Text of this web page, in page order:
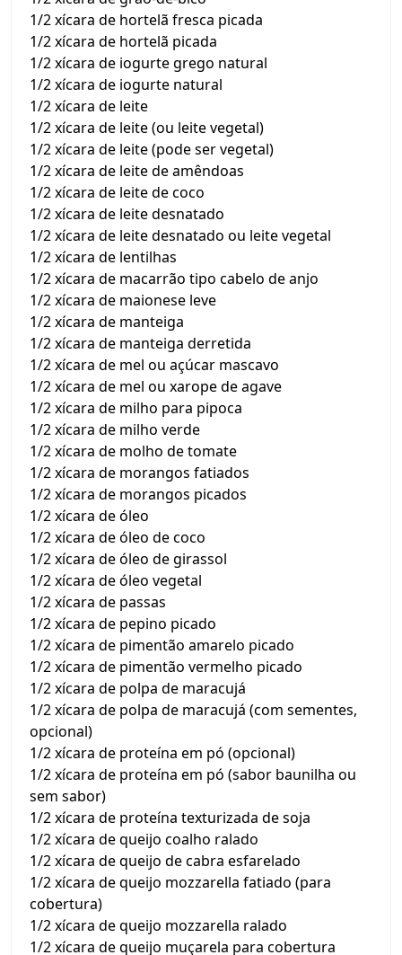
1/2 xícara de hortelã fresca picada
1/2 xícara de hortelã picada
1/2 xícara de iogurte grego natural
1/2 xícara de iogurte natural
1/2 xícara de leite
1/2 xícara de leite (ou leite vegetal)
1/2 xícara de leite (pode ser vegetal)
1/2 xícara de leite de amêndoas
1/2 xícara de leite de coco
1/2 xícara de leite desnatado
1/2 xícara de leite desnatado ou leite vegetal
1/2 xícara de lentilhas
1/2 xícara de macarrão tipo cabelo de anjo
1/2 xícara de maionese leve
1/2 xícara de manteiga
1/2 xícara de manteiga derretida
1/2 xícara de mel ou açúcar mascavo
1/2 xícara de mel ou xarope de agave
1/2 xícara de milho para pipoca
1/2 xícara de milho verde
1/2 xícara de molho de tomate
1/2 xícara de morangos fatiados
1/2 xícara de morangos picados
1/2 xícara de óleo
1/2 xícara de óleo de coco
1/2 xícara de óleo de girassol
1/2 xícara de óleo vegetal
1/2 xícara de passas
1/2 xícara de pepino picado
1/2 xícara de pimentão amarelo picado
1/2 xícara de pimentão vermelho picado
1/2 xícara de polpa de maracujá
1/2 xícara de polpa de maracujá (com sementes,
opcional)
1/2 xícara de proteína em pó (opcional)
1/2 xícara de proteína em pó (sabor baunilha ou
sem sabor)
1/2 xícara de proteína texturizada de soja
1/2 xícara de queijo coalho ralado
1/2 xícara de queijo de cabra esfarelado
1/2 xícara de queijo mozzarella fatiado (para
cobertura)
1/2 xícara de queijo mozzarella ralado
1/2 xícara de queijo muçarela para cobertura